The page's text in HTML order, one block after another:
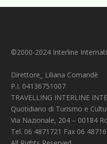
©2000-2024 Interline
Direttore_ Liliana Comandè
P.I. 04136751007
TRAVELLING INTERLINE
Quotidiano di Turismo e
Via Nazionale, 204 – 00184
Tel. 06 4871721 Fax 06